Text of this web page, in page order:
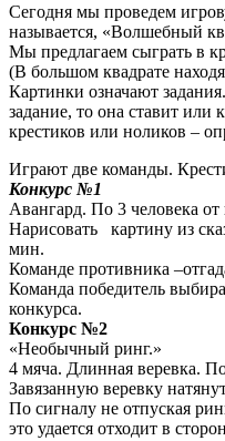
Сегодня мы проведем
называется, «Волшебный
Мы предлагаем сыграть в
(В большом квадрате
Картинки означают
задание, то она ставит или
крестиков или ноликов –
Играют две команды.
Конкурс №1
Авангард. По 3 человека
Нарисовать картину из
мин.
Команде противника
Команда победитель
конкурса.
Конкурс №2
«Необычный ринг.»
4 мяча. Длинная веревка.
Завязанную веревку
По сигналу не отпуская
это удается отходит в